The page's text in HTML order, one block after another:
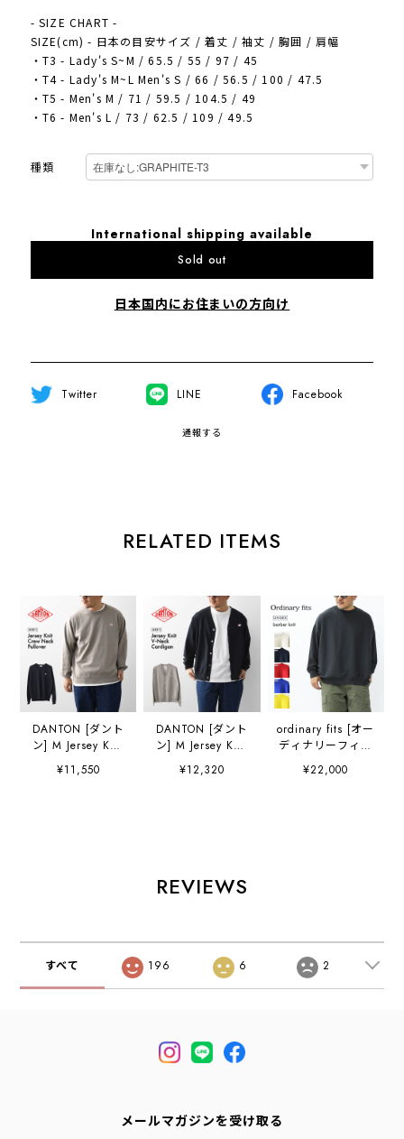
- SIZE CHART -
SIZE(cm) - 日本の目安サイズ / 着丈 / 袖丈 / 胸囲 / 肩幅
・T3 - Lady's S~M / 65.5 / 55 / 97 / 45
・T4 - Lady's M~L Men's S / 66 / 56.5 / 100 / 47.5
・T5 - Men's M / 71 / 59.5 / 104.5 / 49
・T6 - Men's L / 73 / 62.5 / 109 / 49.5
種類
International shipping available
Sold out
日本国内にお住まいの方向け
Twitter LINE Facebook
通報する
RELATED ITEMS
DANTON [ダント
ン] M Jersey Knit
Crew Neck
Pullover [DT-
¥11,550
DANTON [ダント
ン] M Jersey Knit
V-Neck Cardigan
[DT-D0138YSD]
ハイゲージニッ
ト・シンプル・ロ
¥12,320
ordinary fits [オー
ディナリーフィッ
ツ] barber knit
[KN014] バーバー
¥22,000
REVIEWS
すべて 196 6 2
メールマガジンを受け取る